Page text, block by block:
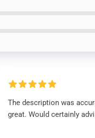
The description was
great. Would certainly